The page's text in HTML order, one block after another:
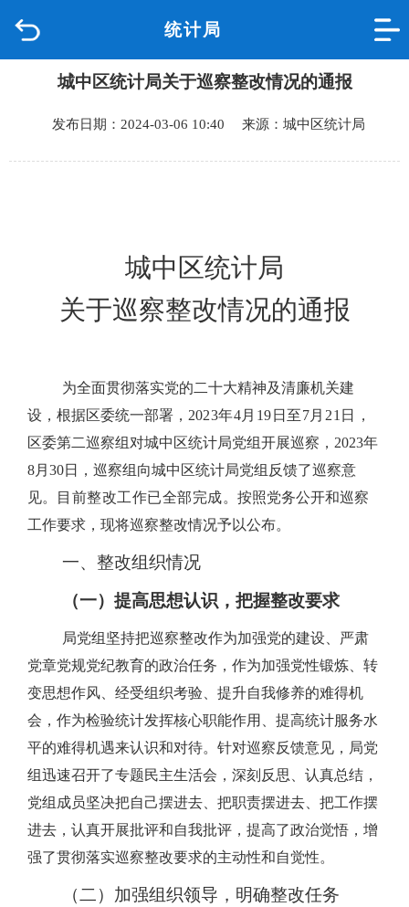
统计局
品质城中
新闻中心
城中区统计局关于巡察整改情况的通报
发布日期：2024-03-06 10:40 来源：城中区统计局
城中区统计局
关于巡察整改情况的通报
为全面贯彻落实党的二十大精神及清廉机关建
设，根据区委统一部署， 2023年4月 19 日至7月 21 日，
区委第二巡察组对城中区统计局党组开展巡察， 2023年
8月 30日，巡察组向城中区统计局党组反馈了巡察意
见。
目前整改工作已全部完成。按照党务公开和巡察
工作要求，现将巡察整改情况予以公布。
一、整改组织情况
（一）提高思想认识，把握整改要求
局党组坚持把巡察整改作为加强党的建设、严肃
党章党规党纪教育的政治任务，作为加强党性锻炼、转
变思想作风、经受组织考验、提升自我修养的难得机
会，作为检验统计发挥核心职能作用、提高统计服务水
平的难得机遇来认识和对待。针对巡察反馈意见，局党
组迅速召开了专题民主生活会，深刻反思、认真总结，
党组成员坚决把自己摆进去、把职责摆进去、把工作摆
进去，认真开展批评和自我批评，提高了政治觉悟，增
强了贯彻落实巡察整改要求的主动性和自觉性。
（二）加强组织领导，明确整改任务